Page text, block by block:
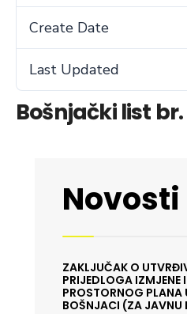
Create Date
Last Updated
Bošnjački list br.
Novosti
ZAKLJUČAK O
PRIJEDLOGA IZMJENE
PROSTORNOG PLANA
BOŠNJACI (ZA JAVNU